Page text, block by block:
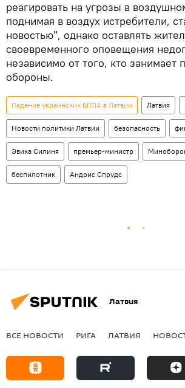
реагировать на угрозы в
поднимая в воздух истребители,
новостью", однако оставлять
своевременного оповещения
независимо от того, кто занимает
обороны.
Падение украинских БПЛА в Латвии Латвия
Новости политики Латвии безопасность
Эвика Силиня премьер-министр
беспилотник Андрис Спрудс
Латвия
ВСЕ НОВОСТИ РИГА ЛАТВИЯ